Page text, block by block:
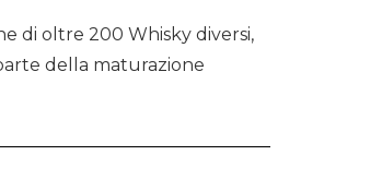
di oltre 200 Whisky diversi,
della maturazione